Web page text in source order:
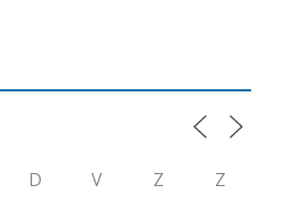
D V Z
Z